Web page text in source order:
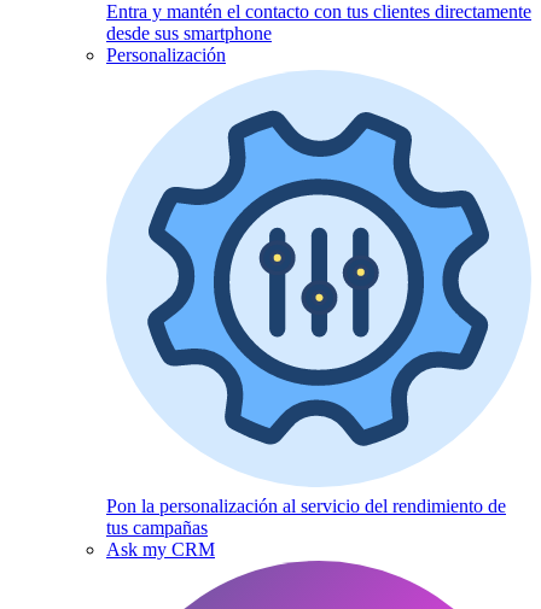
Entra y mantén el contacto con tus clientes directamente
desde sus smartphone
Personalización
Pon la personalización al servicio del rendimiento de
tus campañas
Ask my CRM